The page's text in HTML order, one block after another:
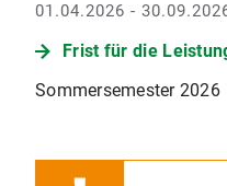
01.04.2026 -
Frist für die
Sommersemester 2026